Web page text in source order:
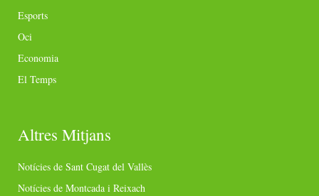
Esports
Oci
Economia
El Temps
Altres Mitjans
Notícies de Sant Cugat del Vallès
Notícies de Montcada i Reixach